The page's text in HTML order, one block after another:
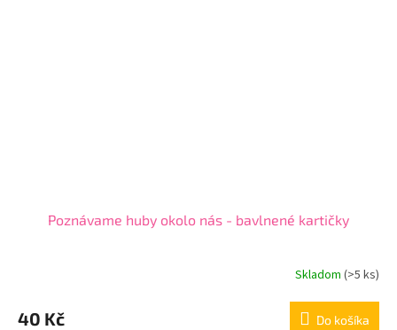
Poznávame huby okolo nás - bavlnené kartičky
Skladom (>5 ks)
40 Kč Do košíka